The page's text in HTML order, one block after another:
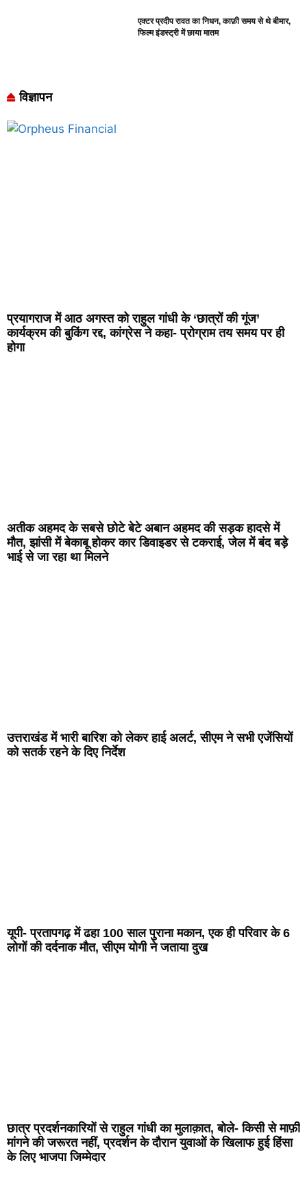
एक्टर प्रदीप रावत का निधन, काफ़ी समय से थे बीमार,
फिल्म इंडस्ट्री में छाया मातम
विज्ञापन
प्रयागराज में आठ अगस्त को राहुल गांधी के ‘छात्रों की गूंज’
कार्यक्रम की बुकिंग रद्द, कांग्रेस ने कहा- प्रोग्राम तय समय पर ही
होगा
अतीक अहमद के सबसे छोटे बेटे अबान अहमद की सड़क हादसे में
मौत, झांसी में बेकाबू होकर कार डिवाइडर से टकराई, जेल में बंद बड़े
भाई से जा रहा था मिलने
उत्तराखंड में भारी बारिश को लेकर हाई अलर्ट, सीएम ने सभी एजेंसियों
को सतर्क रहने के दिए निर्देश
यूपी- प्रतापगढ़ में ढहा 100 साल पुराना मकान, एक ही परिवार के 6
लोगों की दर्दनाक मौत, सीएम योगी ने जताया दुख
छात्र प्रदर्शनकारियों से राहुल गांधी का मुलाक़ात, बोले- किसी से माफ़ी
मांगने की जरूरत नहीं, प्रदर्शन के दौरान युवाओं के खिलाफ हुई हिंसा
के लिए भाजपा जिम्मेदार